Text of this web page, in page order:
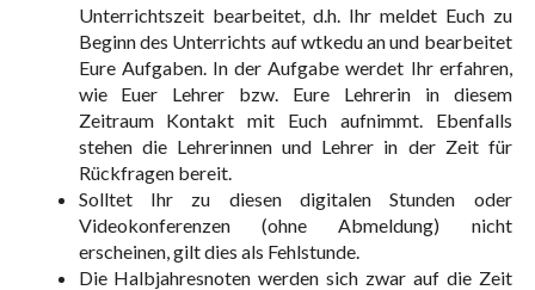
Unterrichtszeit bearbeitet, d.h. Ihr meldet Euch zu
Beginn des Unterrichts auf wtkedu an und bearbeitet
Eure Aufgaben. In der Aufgabe werdet Ihr erfahren,
wie Euer Lehrer bzw. Eure Lehrerin in diesem
Zeitraum Kontakt mit Euch aufnimmt. Ebenfalls
stehen die Lehrerinnen und Lehrer in der Zeit für
Rückfragen bereit.
Solltet Ihr zu diesen digitalen Stunden oder
Videokonferenzen (ohne Abmeldung) nicht
erscheinen, gilt dies als Fehlstunde.
Die Halbjahresnoten werden sich zwar auf die Zeit